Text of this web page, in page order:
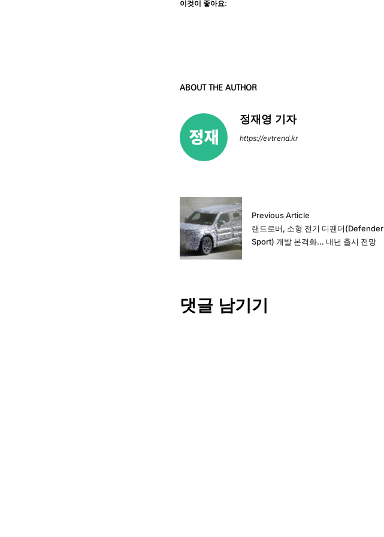
ABOUT THE AUTHOR
정재영 기자
https://evtrend.kr
Previous Article
랜드로버, 소형 전기 디펜더(Defender
Sport) 개발 본격화… 내년 출시 전망
댓글 남기기